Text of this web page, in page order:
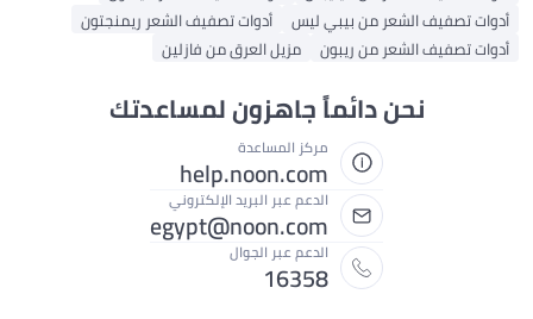
أدوات تصفيف الشعر من بيبي ليس
أدوات تصفيف الشعر ريمنجتون
أدوات تصفيف الشعر من ريبون
مزيل العرق من فازلين
نحن دائماً جاهزون لمساعدتك
مركز المساعدة
help.noon.com
الدعم عبر البريد الإلكتروني
egypt@noon.com
الدعم عبر الجوال
16358